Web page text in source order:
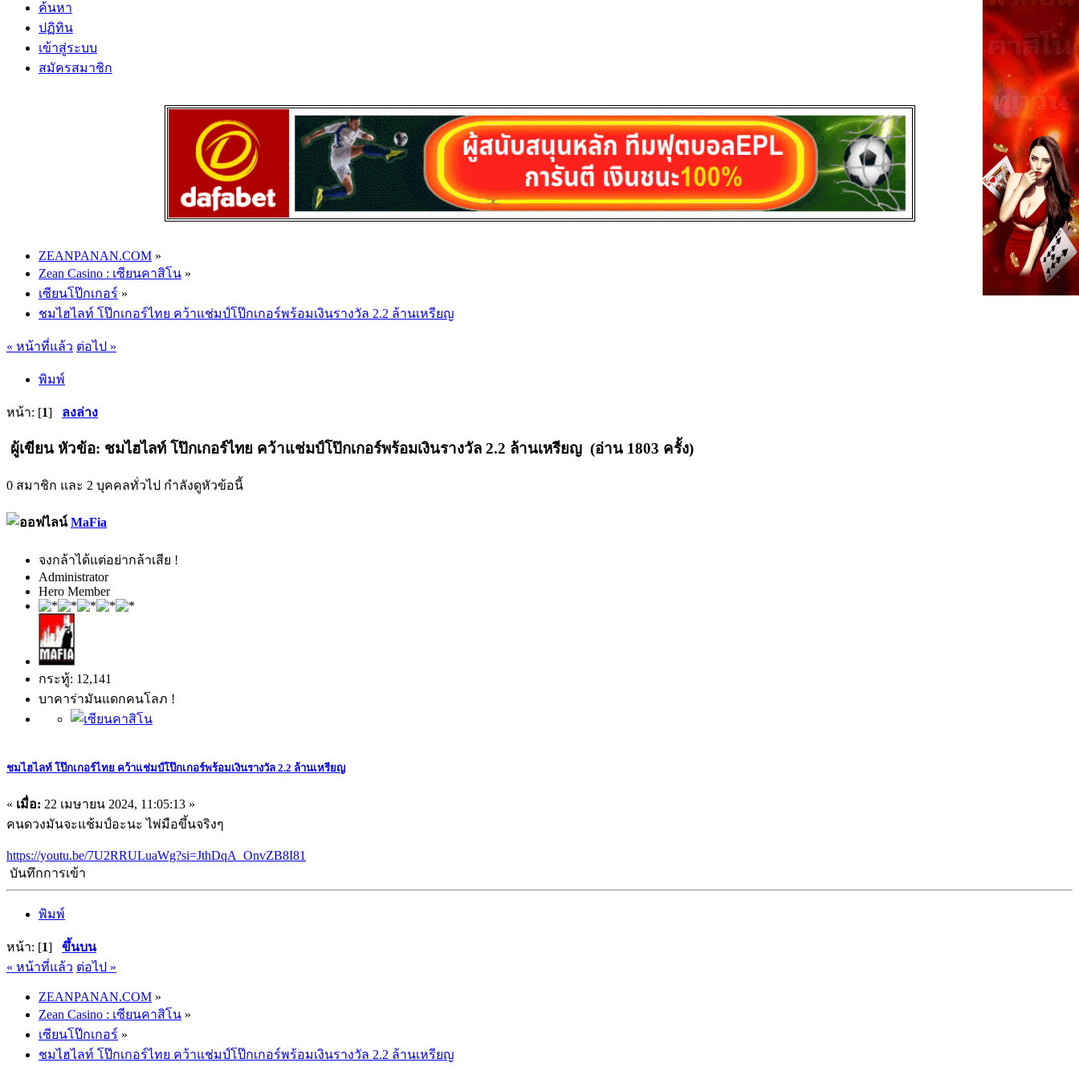
ค้นหา
ปฏิทิน
เข้าสู่ระบบ
สมัครสมาชิก
ZEANPANAN.COM »
Zean Casino : เซียนคาสิโน »
เซียนโป๊กเกอร์ »
ชมไฮไลท์ โป๊กเกอร์ไทย คว้าแช่มป์โป๊กเกอร์พร้อมเงินรางวัล 2.2 ล้านเหรียญ
« หน้าที่แล้ว ต่อไป »
พิมพ์
หน้า: [1] ลงล่าง
ผู้เขียน หัวข้อ: ชมไฮไลท์ โป๊กเกอร์ไทย คว้าแช่มป์โป๊กเกอร์พร้อมเงินรางวัล 2.2 ล้านเหรียญ (อ่าน 1803 ครั้ง)
0 สมาชิก และ 2 บุคคลทั่วไป กำลังดูหัวข้อนี้
MaFia
จงกล้าได้แต่อย่ากล้าเสีย !
Administrator
Hero Member
กระทู้: 12,141
บาคาร่ามันแดกคนโลภ !
ชมไฮไลท์ โป๊กเกอร์ไทย คว้าแช่มป์โป๊กเกอร์พร้อมเงินรางวัล 2.2 ล้านเหรียญ
« เมื่อ: 22 เมษายน 2024, 11:05:13 »
คนดวงมันจะแช้มป์อะนะ ไพ่มือขึ้นจริงๆ
https://youtu.be/7U2RRULuaWg?si=JthDqA_OnvZB8I81
บันทึกการเข้า
พิมพ์
หน้า: [1] ขึ้นบน
« หน้าที่แล้ว ต่อไป »
ZEANPANAN.COM »
Zean Casino : เซียนคาสิโน »
เซียนโป๊กเกอร์ »
ชมไฮไลท์ โป๊กเกอร์ไทย คว้าแช่มป์โป๊กเกอร์พร้อมเงินรางวัล 2.2 ล้านเหรียญ